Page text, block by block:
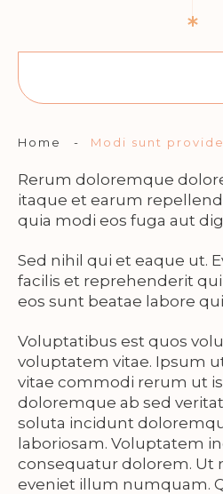
Home -
Rerum doloremque
itaque et earum
quia modi eos fuga aut
Sed nihil qui et eaque ut.
facilis et reprehenderit
eos sunt beatae labore
Voluptatibus est quos
voluptatem vitae. Ipsum
vitae commodi rerum ut
doloremque ab sed
soluta incidunt
laboriosam. Voluptatem
consequatur dolorem. Ut
eveniet illum numquam.